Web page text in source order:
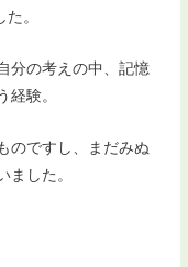
。
分の考えの中、記憶
験。
のですし、まだみぬ
ました。